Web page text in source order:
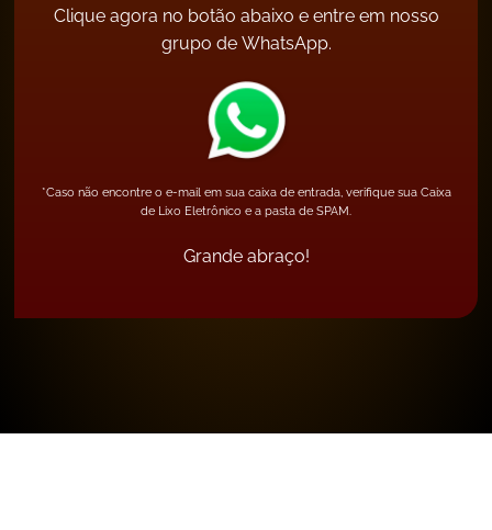
Clique agora no botão abaixo e entre em nosso
grupo de WhatsApp.
*Caso não encontre o e-mail em sua caixa de entrada, verifique sua Caixa
de Lixo Eletrônico e a pasta de SPAM.
Grande abraço!